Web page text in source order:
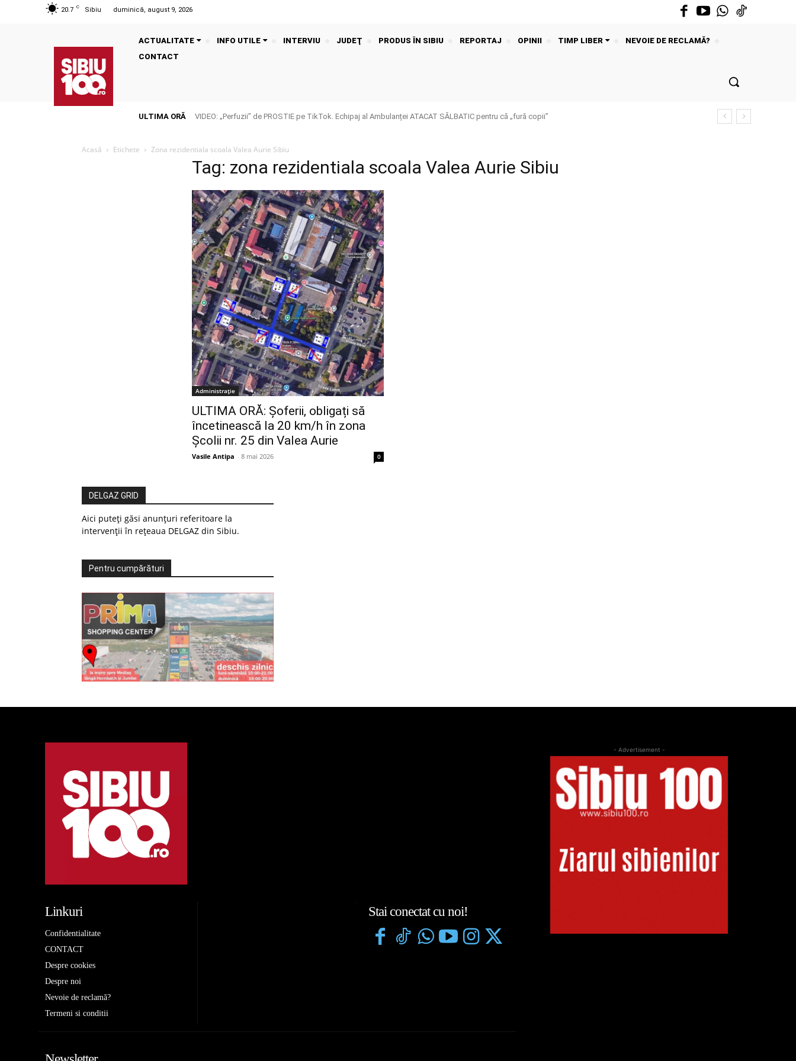
20.7 C Sibiu duminică, august 9, 2026
ACTUALITATE INFO UTILE INTERVIU JUDEŢ PRODUS ÎN SIBIU REPORTAJ OPINII TIMP LIBER
NEVOIE DE RECLAMĂ?
CONTACT
ULTIMA ORĂ VIDEO: „Perfuzii” de PROSTIE pe TikTok. Echipaj al Ambulanței ATACAT SĂLBATIC pentru că „fură copii”
Acasă Etichete Zona rezidentiala scoala Valea Aurie Sibiu
Tag: zona rezidentiala scoala Valea Aurie Sibiu
Administrație
ULTIMA ORĂ: Șoferii, obligați să
încetinească la 20 km/h în zona
Școlii nr. 25 din Valea Aurie
Vasile Antipa - 8 mai 2026 0
DELGAZ GRID
Aici puteți găsi anunțuri referitoare la
intervenții în rețeaua DELGAZ din Sibiu.
Pentru cumpărături
Linkuri
Confidentialitate
CONTACT
Despre cookies
Despre noi
Nevoie de reclamă?
Termeni si conditii
Stai conectat cu noi!
- Advertisement -